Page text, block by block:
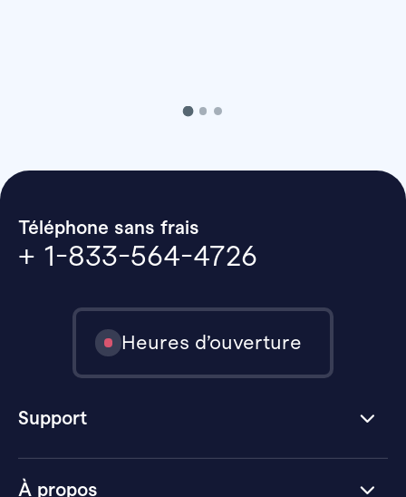
À propos
Téléphone sans frais
+ 1-833-564-4726
Heures d’ouverture
Support